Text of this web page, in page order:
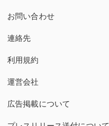
お問い合わせ
連絡先
利用規約
運営会社
広告掲載について